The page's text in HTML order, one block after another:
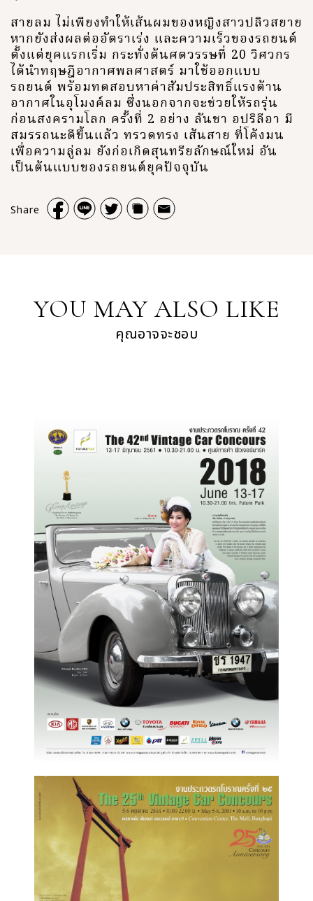
สายลม ไม่เพียงทำให้เส้นผมของหญิงสาวปลิวสยาย
หากยังส่งผลต่ออัตราเร่ง และความเร็วของรถยนต์
ตั้งแต่ยุคแรกเริ่ม กระทั่งต้นศตวรรษที่ 20 วิศวกร
ได้นำทฤษฎีอากาศพลศาสตร์ มาใช้ออกแบบ
รถยนต์ พร้อมทดสอบหาค่าสัมประสิทธิ์แรงต้าน
อากาศในอุโมงค์ลม ซึ่งนอกจากจะช่วยให้รถรุ่น
ก่อนสงครามโลก ครั้งที่ 2 อย่าง ลันชา อปริลีอา มี
สมรรถนะดีขึ้นแล้ว ทรวดทรง เส้นสาย ที่โค้งมน
เพื่อความลู่ลม ยังก่อเกิดสุนทรียลักษณ์ใหม่ อัน
เป็นต้นแบบของรถยนต์ยุคปัจจุบัน
Share
YOU MAY ALSO LIKE
คุณอาจจะชอบ